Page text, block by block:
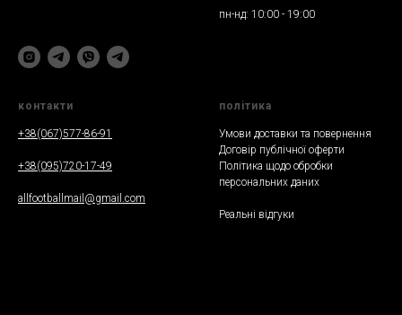
пн-нд: 10:00 - 19:00
контакти
+38(067)577-86-91
+38(095)720-17-49
allfootballmail@gmail.com
полiтика
Умови доставки та повернення
Договір публічної оферти
Політика щодо обробки
персональних даних
Реальнi вiдгуки